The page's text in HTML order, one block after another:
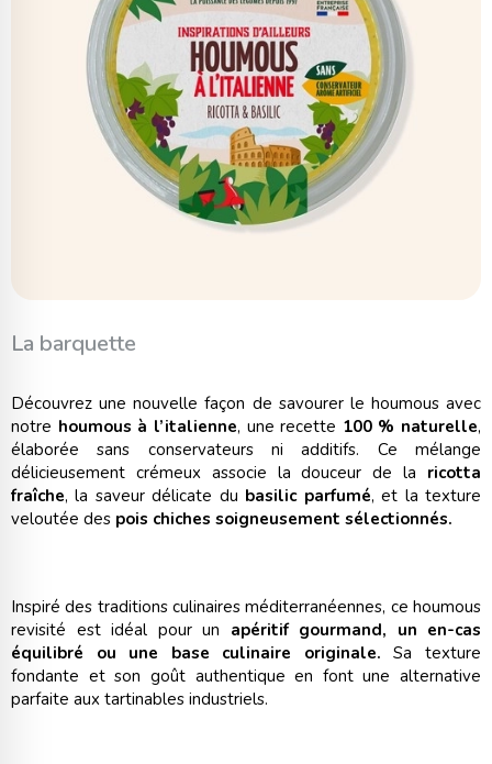
La barquette
Découvrez une nouvelle façon de savourer le houmous avec
notre houmous à l’italienne, une recette 100 % naturelle,
élaborée sans conservateurs ni additifs. Ce mélange
délicieusement crémeux associe la douceur de la ricotta
fraîche, la saveur délicate du basilic parfumé, et la texture
veloutée des pois chiches soigneusement sélectionnés.
Inspiré des traditions culinaires méditerranéennes, ce houmous
revisité est idéal pour un apéritif gourmand, un en-cas
équilibré ou une base culinaire originale. Sa texture
fondante et son goût authentique en font une alternative
parfaite aux tartinables industriels.